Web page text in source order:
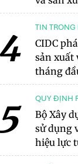
4 TIN
CIDC
sản xuất
tháng
5 QUY ĐỊNH
Bộ Xây
sử dụng
hiệu lực